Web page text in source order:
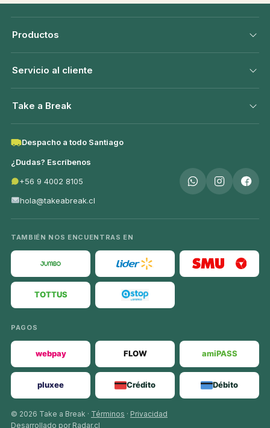
Productos
Servicio al cliente
Take a Break
Despacho a todo Santiago
¿Dudas? Escríbenos
+56 9 4002 8105
hola@takeabreak.cl
TAMBIÉN NOS ENCUENTRAS EN
TOTTUS
PAGOS
webpay FLOW amiPASS
pluxee Crédito Débito
© 2026 Take a Break · Términos · Privacidad
Desarrollado por Radar.cl